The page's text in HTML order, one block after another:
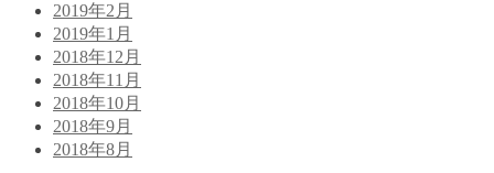
2019年2月
2019年1月
2018年12月
2018年11月
2018年10月
2018年9月
2018年8月